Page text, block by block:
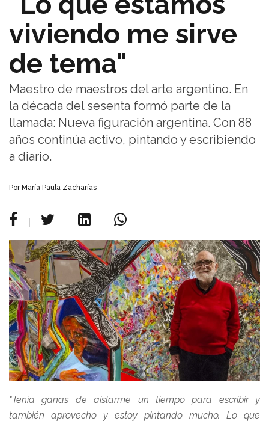
viviendo me sirve
de tema"
Maestro de maestros del arte argentino. En
la década del sesenta formó parte de la
llamada: Nueva figuración argentina. Con 88
años continúa activo, pintando y escribiendo
a diario.
Por María Paula Zacharías
"Tenía ganas de aislarme un tiempo para escribir y
también aprovecho y estoy pintando mucho. Lo que